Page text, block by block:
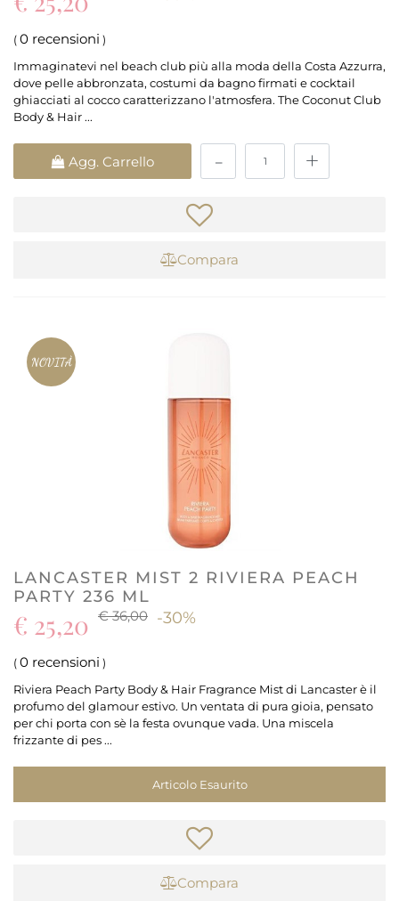
( 0 recensioni )
Immaginatevi nel beach club più alla moda della Costa Azzurra,
dove pelle abbronzata, costumi da bagno firmati e cocktail
ghiacciati al cocco caratterizzano l'atmosfera. The Coconut Club
Body & Hair ...
Agg. Carrello
Compara
NOVITÀ
LANCASTER MIST 2 RIVIERA PEACH
PARTY 236 ML
€ 36,00 -30%
€ 25,20
( 0 recensioni )
Riviera Peach Party Body & Hair Fragrance Mist di Lancaster è il
profumo del glamour estivo. Un ventata di pura gioia, pensato
per chi porta con sè la festa ovunque vada. Una miscela
frizzante di pes ...
Articolo Esaurito
Compara